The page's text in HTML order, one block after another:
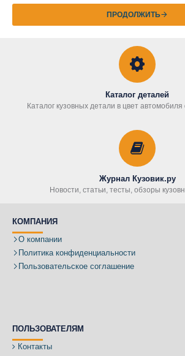
ПРОДОЛЖИТЬ
Каталог деталей
Каталог кузовных детали в цвет
Журнал Кузовик.ру
Новости, статьи, тесты, обзоры
КОМПАНИЯ
О компании
Политика конфиденциальности
Пользовательское соглашение
ПОЛЬЗОВАТЕЛЯМ
Контакты